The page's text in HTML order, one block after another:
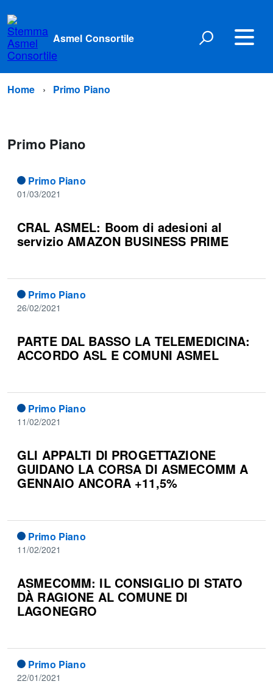
Asmel Consortile
Home Primo Piano
Primo Piano
Primo Piano
01/03/2021
CRAL ASMEL: Boom di adesioni al
servizio AMAZON BUSINESS PRIME
Primo Piano
26/02/2021
PARTE DAL BASSO LA TELEMEDICINA:
ACCORDO ASL E COMUNI ASMEL
Primo Piano
11/02/2021
GLI APPALTI DI PROGETTAZIONE
GUIDANO LA CORSA DI ASMECOMM A
GENNAIO ANCORA +11,5%
Primo Piano
11/02/2021
ASMECOMM: IL CONSIGLIO DI STATO
DÀ RAGIONE AL COMUNE DI
LAGONEGRO
Primo Piano
22/01/2021